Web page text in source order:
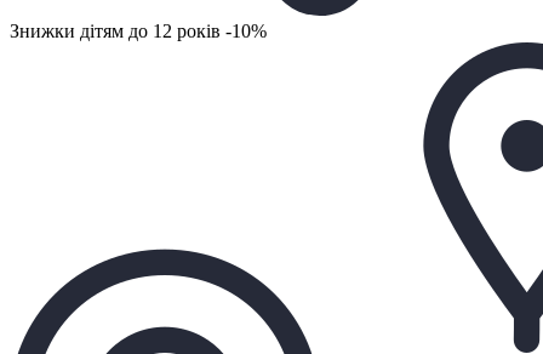
Знижки дітям до 12 років -10%